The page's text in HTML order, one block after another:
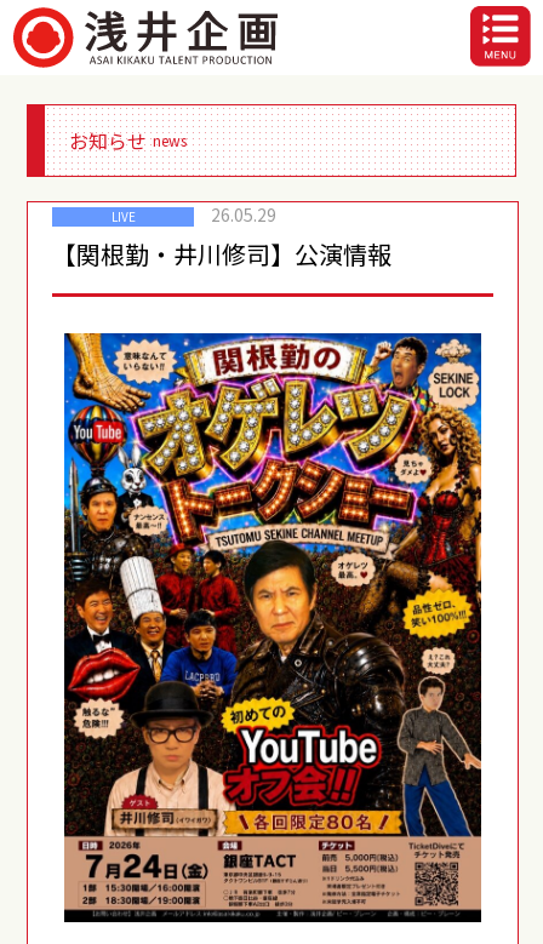
お知らせ news
LIVE 26.05.29
【関根勤・井川修司】公演情報